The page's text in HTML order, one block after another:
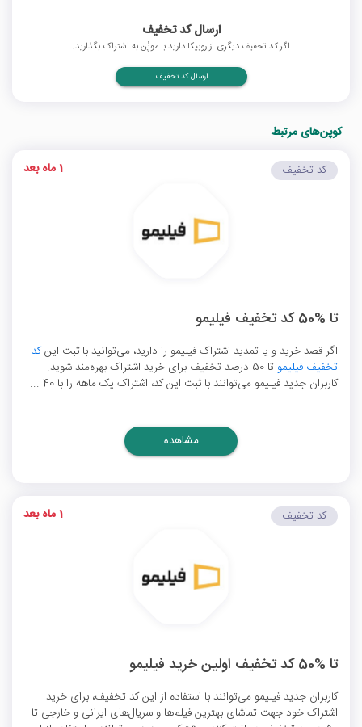
ارسال کد تخفیف
اگر کد تخفیف دیگری از روبیکا دارید با موپُن به اشتراک بگذارید.
ارسال کد تخفیف
کوپن‌های مرتبط
تا %50 کد تخفیف فیلیمو
اگر قصد خرید و یا تمدید اشتراک فیلیمو را دارید، می‌توانید با ثبت اینکد
تخفیف فیلیمو
تا 50 درصد تخفیف برای خرید اشتراک بهره‌مند شوید.
کاربران جدید فیلیمو می‌توانند با ثبت این کد، اشتراک یک ماهه را با 40 ...
کد تخفیف 1 ماه بعد
مشاهده
تا %50 کد تخفیف اولین خرید فیلیمو
کاربران جدید فیلیمو می‌توانند با استفاده از این کد تخفیف، برای خرید
اشتراک خود جهت تماشای بهترین فیلم‌ها و سریال‌های ایرانی و خارجی تا
کد تخفیف 1 ماه بعد